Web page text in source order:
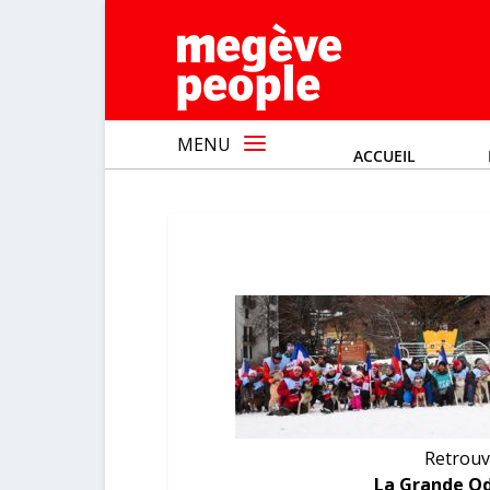
MENU ACCUEIL
La Grande